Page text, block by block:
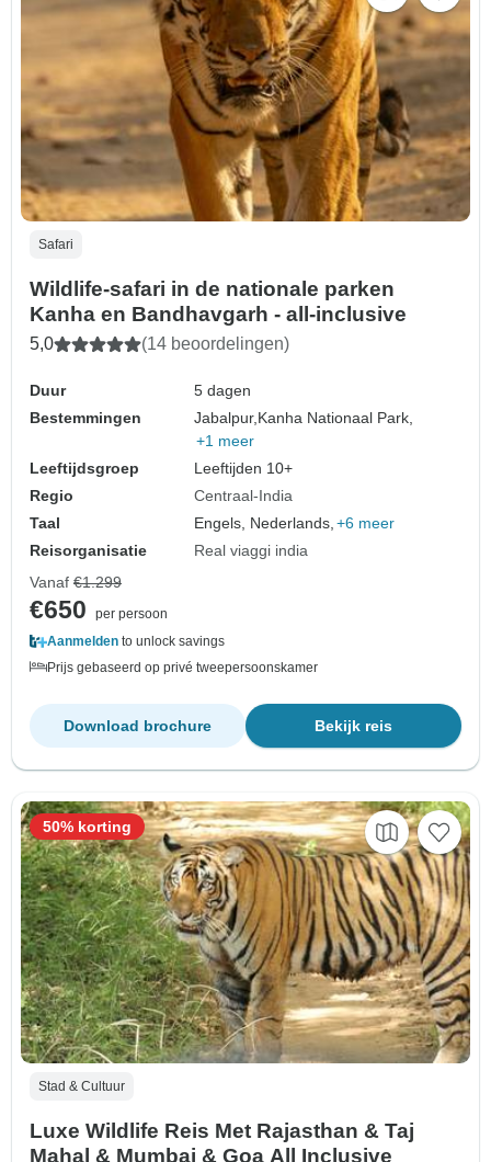
Safari
Wildlife-safari in de nationale parken
Kanha en Bandhavgarh - all-inclusive
5,0 (14 beoordelingen)
Duur
5 dagen
Bestemmingen
Jabalpur, Kanha Nationaal Park,
+1 meer
Leeftijdsgroep
Leeftijden 10+
Regio
Centraal-India
Taal
Engels, Nederlands, +6 meer
Reisorganisatie
Real viaggi india
Vanaf €1.299
€650
per persoon
Aanmelden to unlock savings
Prijs gebaseerd op privé tweepersoonskamer
Bekijk reis
Download brochure
Stad & Cultuur
Luxe Wildlife Reis Met Rajasthan & Taj
Mahal & Mumbai & Goa All Inclusive
50% korting